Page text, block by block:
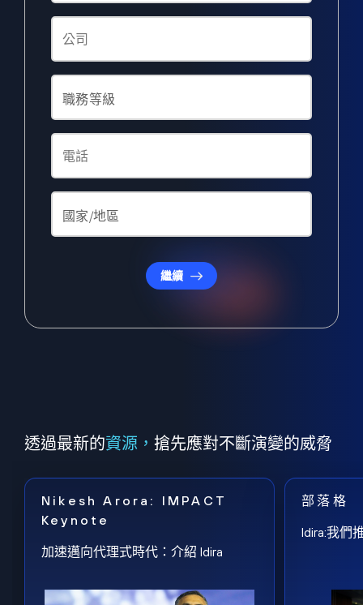
繼續
透過最新的資源， 搶先應對不斷演變的威脅
Nikesh Arora: IMPACT
Keynote
加速邁向代理式時代：介紹 Idira
部落格
Idira:我們